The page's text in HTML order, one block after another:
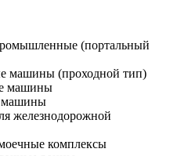
(портальный
машины (проходной тип)
машины
машины
железнодорожной
комплексы